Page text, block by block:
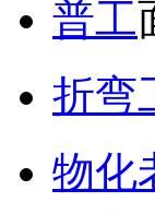
普工
折弯
物化